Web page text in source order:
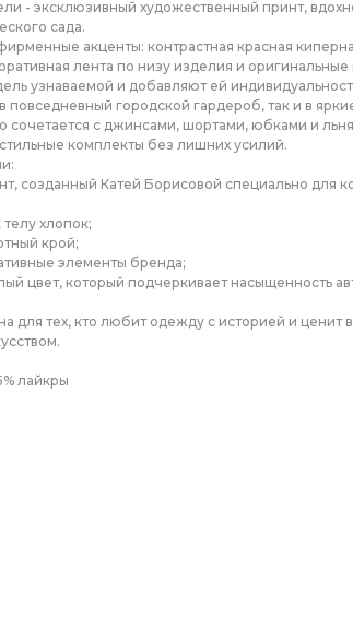
- эксклюзивный художественный принт,
сада.
акценты: контрастная красная
лента по низу изделия и оригинальные
узнаваемой и добавляют ей
повседневный городской гардероб, так и в
сочетается с джинсами, шортами, юбками и
комплекты без лишних усилий.
созданный Катей Борисовой специально для
хлопок;
крой;
элементы бренда;
цвет, который подчеркивает насыщенность
для тех, кто любит одежду с историей и ценит
лайкры